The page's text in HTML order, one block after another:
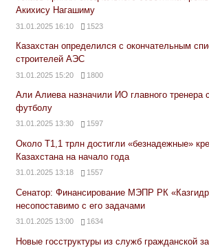
Акихису Нагашиму
31.01.2025 16:10 1523
Казахстан определился с окончательным
строителей АЭС
31.01.2025 15:20 1800
Али Алиева назначили ИО главного тренера
футболу
31.01.2025 13:30 1597
Около Т1,1 трлн достигли «безнадежные»
Казахстана на начало года
31.01.2025 13:18 1557
Сенатор: Финансирование МЭПР РК
несопоставимо с его задачами
31.01.2025 13:00 1634
Новые госструктуры из служб гражданской